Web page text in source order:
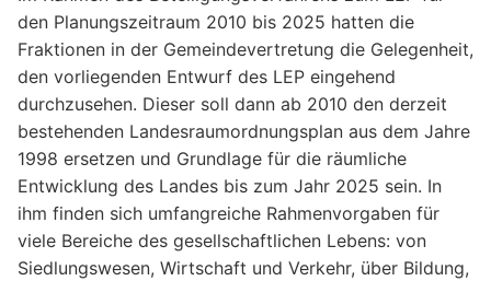
den Planungszeitraum 2010 bis 2025 hatten die
Fraktionen in der Gemeindevertretung die Gelegenheit,
den vorliegenden Entwurf des LEP eingehend
durchzusehen. Dieser soll dann ab 2010 den derzeit
bestehenden Landesraumordnungsplan aus dem Jahre
1998 ersetzen und Grundlage für die räumliche
Entwicklung des Landes bis zum Jahr 2025 sein. In
ihm finden sich umfangreiche Rahmenvorgaben für
viele Bereiche des gesellschaftlichen Lebens: von
Siedlungswesen, Wirtschaft und Verkehr, über Bildung,